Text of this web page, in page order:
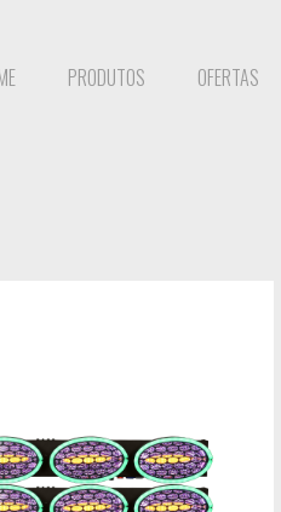
PRODUTOS OFERTAS